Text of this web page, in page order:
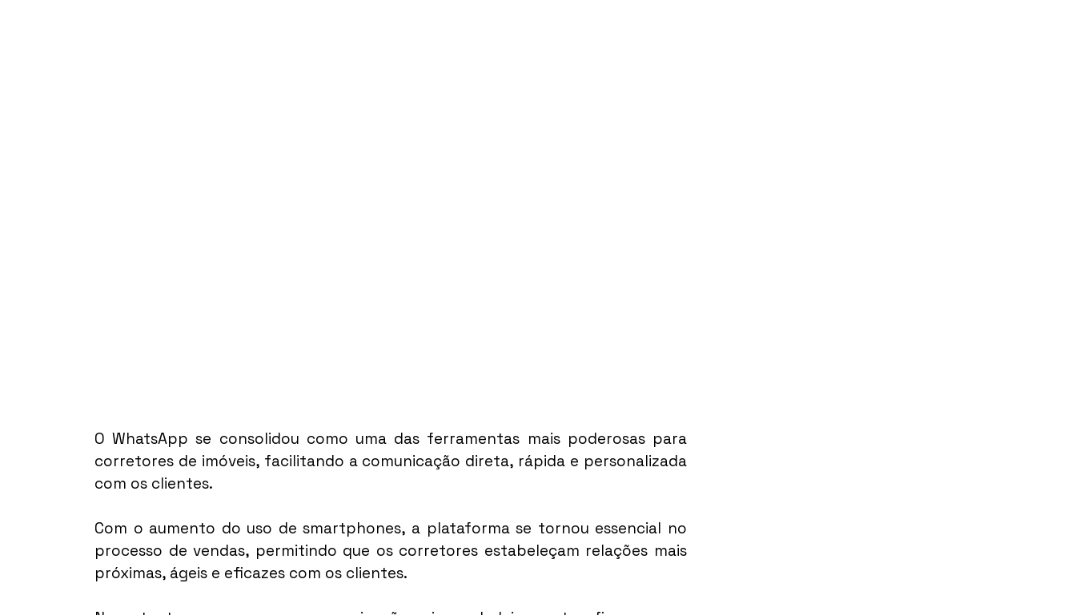
O WhatsApp se consolidou como uma das ferramentas mais poderosas para
corretores de imóveis, facilitando a comunicação direta, rápida e personalizada
com os clientes.
Com o aumento do uso de smartphones, a plataforma se tornou essencial no
processo de vendas, permitindo que os corretores estabeleçam relações mais
próximas, ágeis e eficazes com os clientes.